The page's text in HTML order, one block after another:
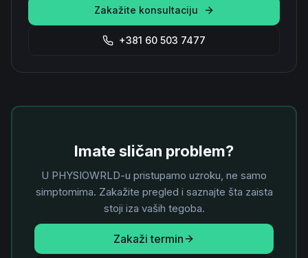
Zakažite konsultaciju
+381 60 503 7477
Imate sličan problem?
U PHYSIOWRLD-u pristupamo uzroku, ne samo
simptomima. Zakažite pregled i saznajte šta zaista
stoji iza vaših tegoba.
Zakaži termin